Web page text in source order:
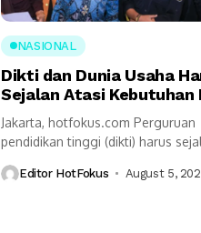
NASIONAL
Dikti dan Dunia Usaha
Sejalan Atasi Kebutuhan
Jakarta, hotfokus.com Perguruan
pendidikan tinggi (dikti) harus
Editor HotFokus August 5,